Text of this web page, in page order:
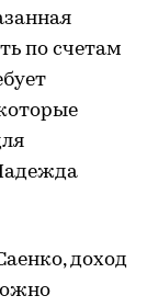
по счетам
доход